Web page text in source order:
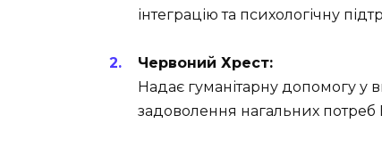
інтеграцію та психологічну
Червоний Хрест:
Надає гуманітарну допомогу у
задоволення нагальних